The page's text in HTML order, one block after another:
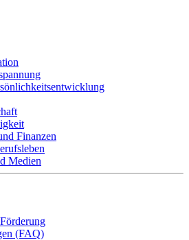
Finanzen
Medien
(FAQ)